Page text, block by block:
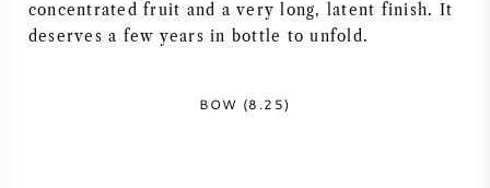
ITALIENISCHER WEIN
SPANISCHER WEIN
concentrated fruit and a very long, latent finish. It
deserves a few years in bottle to unfold.
BOW (8.25)